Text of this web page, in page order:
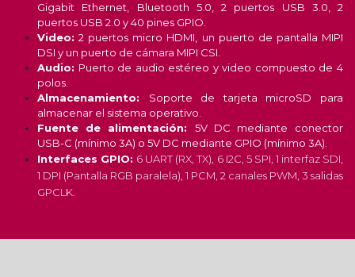
Gigabit Ethernet, Bluetooth 5.0, 2 puertos USB 3.0, 2
puertos USB 2.0 y 40 pines GPIO.
Video: 2 puertos micro HDMI, un puerto de pantalla MIPI
DSI y un puerto de cámara MIPI CSI.
Audio: Puerto de audio estéreo y video compuesto de 4
polos.
Almacenamiento: Soporte de tarjeta microSD para
almacenar el sistema operativo.
Fuente de alimentación: 5V DC mediante
conector
USB-C (mínimo 3A) o 5V DC mediante GPIO (mínimo 3A).
Interfaces GPIO: 6 UART (RX, TX), 6 I2C, 5 SPI, 1 interfaz SDI,
1 DPI (Pantalla RGB paralela), 1 PCM, 2 canales PWM, 3 salidas
GPCLK.